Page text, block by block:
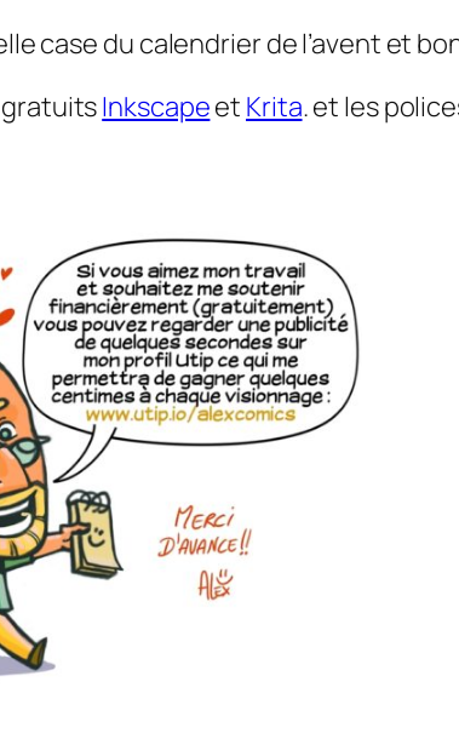
case du calendrier de l’avent et
gratuitsInkscapeet Krita. et les